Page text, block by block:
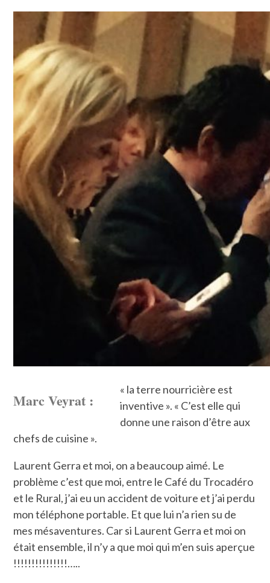
Marc Veyrat :
« la terre nourricière est
inventive ». « C’est elle qui
donne une raison d’être aux
chefs de cuisine ».
Laurent Gerra et moi, on a beaucoup aimé. Le
problème c’est que moi, entre le Café du Trocadéro
et le Rural, j’ai eu un accident de voiture et j’ai perdu
mon téléphone portable. Et que lui n’a rien su de
mes mésaventures. Car si Laurent Gerra et moi on
était ensemble, il n’y a que moi qui m’en suis aperçue
!!!!!!!!!!!!!!!…..